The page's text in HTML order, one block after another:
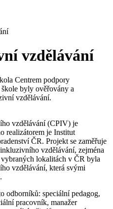
vzdělávání
Centrem podpory
byly ověřovány a
vzdělávání.
vzdělávání (CPIV) je
realizátorem je Institut
ČR. Projekt se zaměřuje
vzdělávání, zejména
lokalitách v ČR byla
vzdělávání, která svými
odborníků: speciální pedagog,
pracovník, manažer